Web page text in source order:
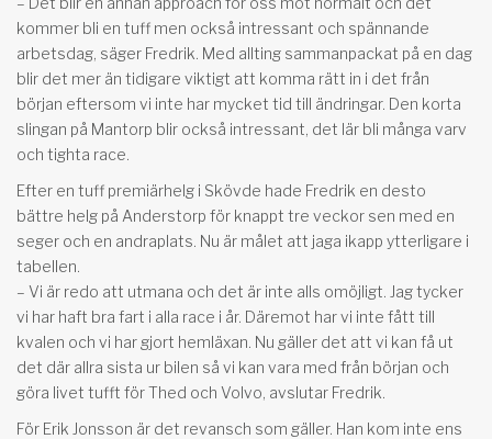
kommer bli en tuff men också intressant och spännande
arbetsdag, säger Fredrik. Med allting sammanpackat på en dag
blir det mer än tidigare viktigt att komma rätt in i det från
början eftersom vi inte har mycket tid till ändringar. Den korta
slingan på Mantorp blir också intressant, det lär bli många varv
och tighta race.
Efter en tuff premiärhelg i Skövde hade Fredrik en desto
bättre helg på Anderstorp för knappt tre veckor sen med en
seger och en andraplats. Nu är målet att jaga ikapp ytterligare i
tabellen.
– Vi är redo att utmana och det är inte alls omöjligt. Jag tycker
vi har haft bra fart i alla race i år. Däremot har vi inte fått till
kvalen och vi har gjort hemläxan. Nu gäller det att vi kan få ut
det där allra sista ur bilen så vi kan vara med från början och
göra livet tufft för Thed och Volvo, avslutar Fredrik.
För Erik Jonsson är det revansch som gäller. Han kom inte ens